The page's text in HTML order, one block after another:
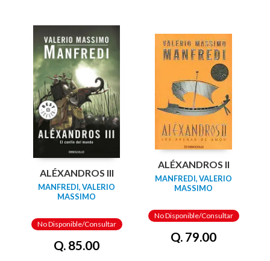
ALÉXANDROS III
MANFREDI, VALERIO
MASSIMO
No Disponible/Consultar
Q. 85.00
ALÉXANDROS II
MANFREDI, VALERIO
MASSIMO
No Disponible/Consultar
Q. 79.00